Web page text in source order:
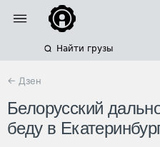
Найти грузы
← Дзен
Белорусский
беду в